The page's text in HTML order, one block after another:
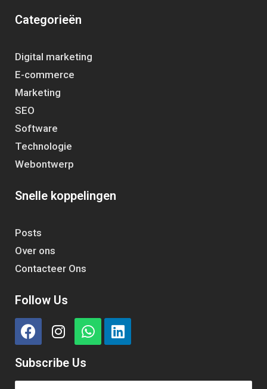
Categorieën
Digital marketing
E-commerce
Marketing
SEO
Software
Technologie
Webontwerp
Snelle koppelingen
Posts
Over ons
Contacteer Ons
Follow Us
Subscribe Us